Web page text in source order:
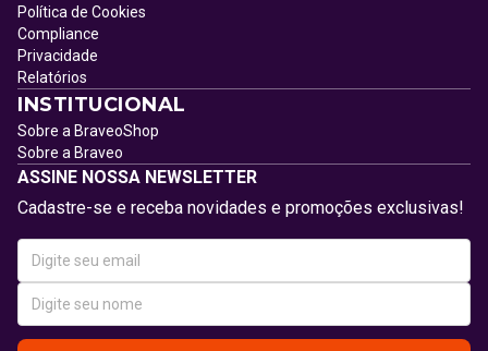
Política de Cookies
Compliance
Privacidade
Relatórios
INSTITUCIONAL
Sobre a BraveoShop
Sobre a Braveo
ASSINE NOSSA NEWSLETTER
Cadastre-se e receba novidades e promoções exclusivas!